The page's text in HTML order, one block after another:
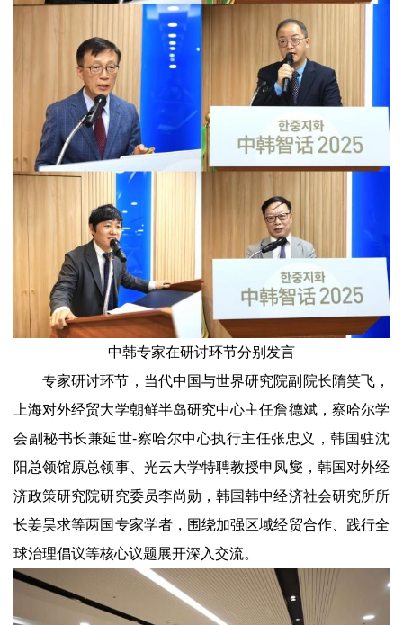
中韩专家在研讨环节分别发言
专家研讨环节，当代中国与世界研究院副院长隋笑飞，
上海对外经贸大学朝鲜半岛研究中心主任詹德斌，察哈尔学
会副秘书长兼延世-察哈尔中心执行主任张忠义，韩国驻沈
阳总领馆原总领事、光云大学特聘教授申凤燮，韩国对外经
济政策研究院研究委员李尚勋，韩国韩中经济社会研究所所
长姜昊求等两国专家学者，围绕加强区域经贸合作、践行全
球治理倡议等核心议题展开深入交流。